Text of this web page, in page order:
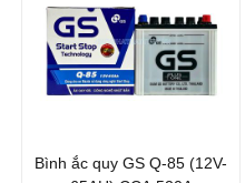
GS
Điện thế (V):12 V
65
Dòng khởi động
Bình ắc quy GS Q-85 (12V-